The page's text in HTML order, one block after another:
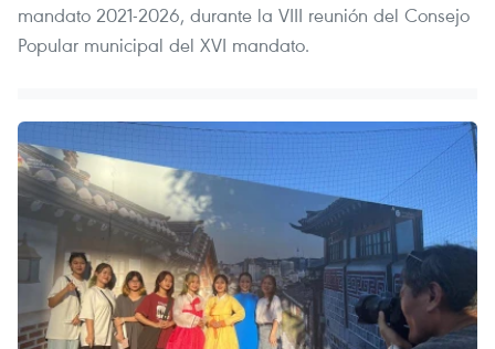
mandato 2021-2026, durante la VIII reunión del Consejo
Popular municipal del XVI mandato.